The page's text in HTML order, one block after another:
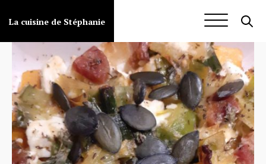
auLa cuisine de Stéphanie